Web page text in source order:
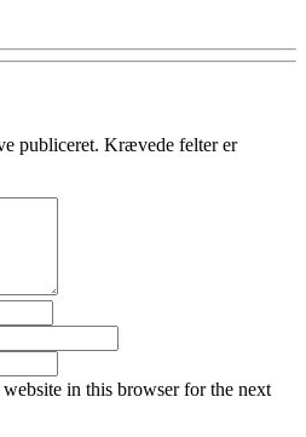
publiceret. Krævede felter er
in this browser for the next